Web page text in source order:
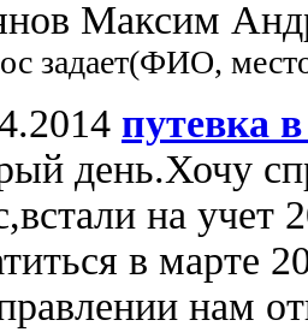
Максим
задает(ФИО,
путевка
день.Хочу
на учет
в марте
нам